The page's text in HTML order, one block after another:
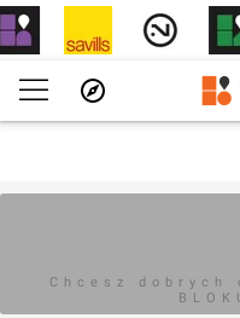
Chcesz dobrych